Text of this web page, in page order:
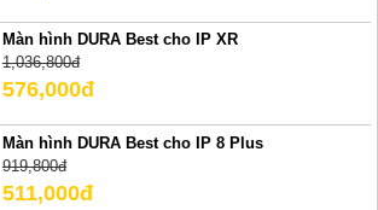
Màn hình DURA Best cho IP XR
1,036,800đ
576,000đ
Màn hình DURA Best cho IP 8 Plus
919,800đ
511,000đ